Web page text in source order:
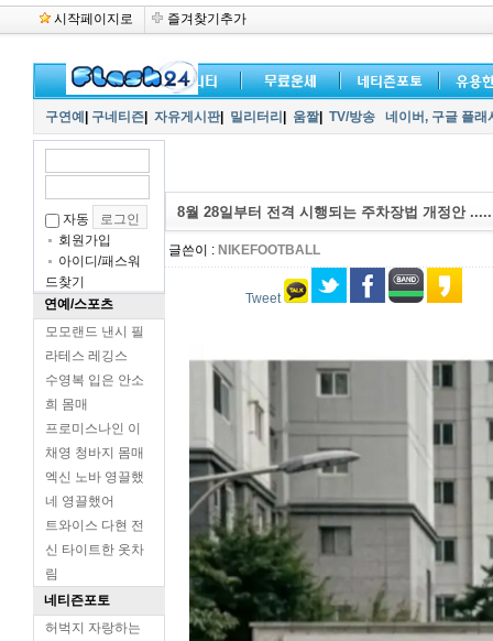
시작페이지로 즐겨찾기추가
구연예 구네티즌 자유게시판| 밀리터리 움짤| TV/방송 네이버, 구글 플
자동
회원가입
아이디/패스워
드찾기
연예/스포츠
모모랜드 낸시 필
라테스 레깅스
수영복 입은 안소
희 몸매
프로미스나인 이
채영 청바지 몸매
엑신 노바 영끌했
네 영끌했어
트와이스 다현 전
신 타이트한 옷차
림
네티즌포토
허벅지 자랑하는
8월 28일부터 전격 시행되는 주차장법 개정안 .....
글쓴이 : NIKEFOOTBALL
Tweet